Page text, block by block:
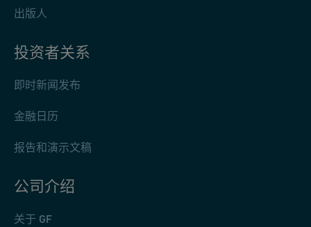
出版人
投资者关系
即时新闻发布
金融日历
报告和演示文稿
公司介绍
关于 GF